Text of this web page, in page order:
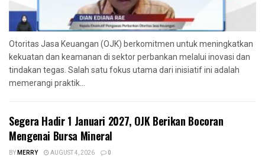
Otoritas Jasa Keuangan (OJK) berkomitmen untuk meningkatkan
kekuatan dan keamanan di sektor perbankan melalui inovasi dan
tindakan tegas. Salah satu fokus utama dari inisiatif ini adalah
memerangi praktik...
Segera Hadir 1 Januari 2027, OJK Berikan Bocoran
Mengenai Bursa Mineral
BYMERRY AUGUST 4, 2026 0